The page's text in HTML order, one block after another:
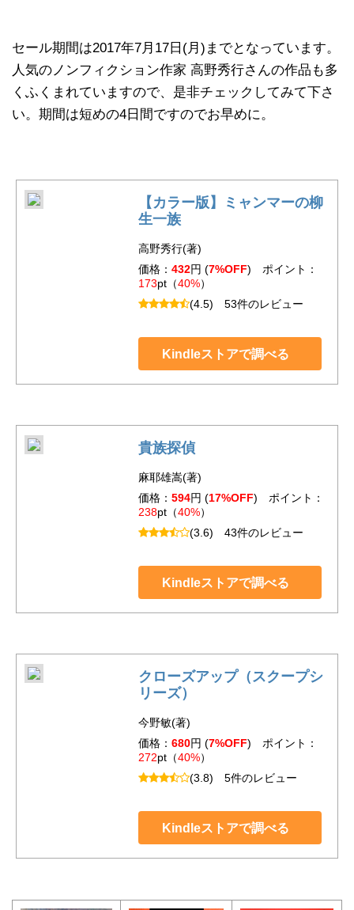
セール期間は2017年7月17日(月)までとなっています。
人気のノンフィクション作家 高野秀行さんの作品も多
くふくまれていますので、是非チェックしてみて下さ
い。期間は短めの4日間ですのでお早めに。
【カラー版】ミャンマーの柳
生一族
高野秀行(著)
価格： 432円 (7%OFF) ポイント：
173pt（40%）
(4.5) 53件のレビュー
Kindleストアで調べる
貴族探偵
麻耶雄嵩(著)
価格： 594円 (17%OFF) ポイント：
238pt（40%）
(3.6) 43件のレビュー
Kindleストアで調べる
クローズアップ（スクープシ
リーズ）
今野敏(著)
価格： 680円 (7%OFF) ポイント：
272pt（40%）
(3.8) 5件のレビュー
Kindleストアで調べる